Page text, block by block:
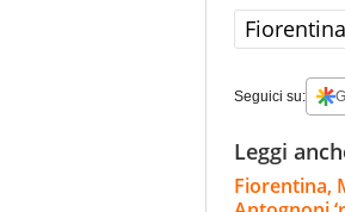
Fiorentina
Seguici su:
Leggi
Fiorentina,